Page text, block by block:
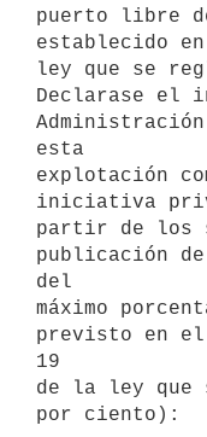
puerto libre
establecido
ley que se
Declarase el
esta
explotación
iniciativa
partir de los
publicación
del
máximo
previsto en
19
de la ley que